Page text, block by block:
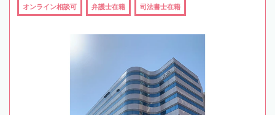
オンライン相談可 弁護士在籍 司法書士在籍